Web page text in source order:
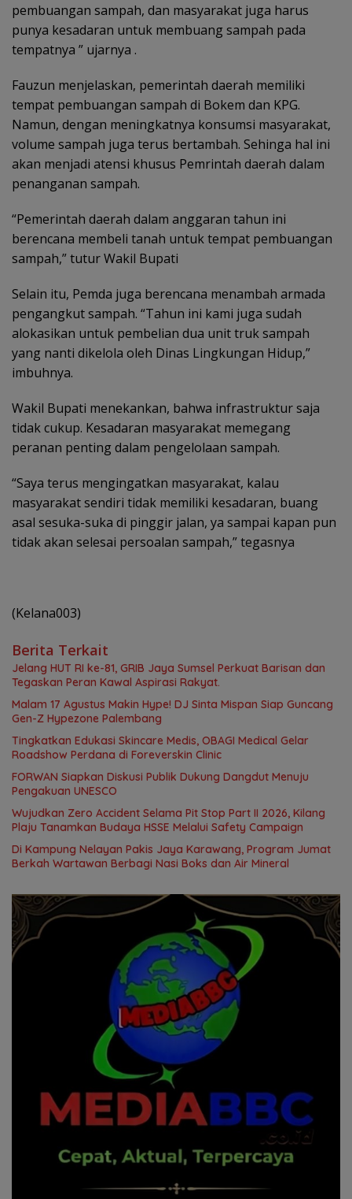
pembuangan sampah, dan masyarakat juga harus
punya kesadaran untuk membuang sampah pada
tempatnya ” ujarnya .
Fauzun menjelaskan, pemerintah daerah memiliki
tempat pembuangan sampah di Bokem dan KPG.
Namun, dengan meningkatnya konsumsi masyarakat,
volume sampah juga terus bertambah. Sehinga hal ini
akan menjadi atensi khusus Pemrintah daerah dalam
penanganan sampah.
“Pemerintah daerah dalam anggaran tahun ini
berencana membeli tanah untuk tempat pembuangan
sampah,” tutur Wakil Bupati
Selain itu, Pemda juga berencana menambah armada
pengangkut sampah. “Tahun ini kami juga sudah
alokasikan untuk pembelian dua unit truk sampah
yang nanti dikelola oleh Dinas Lingkungan Hidup,”
imbuhnya.
Wakil Bupati menekankan, bahwa infrastruktur saja
tidak cukup. Kesadaran masyarakat memegang
peranan penting dalam pengelolaan sampah.
“Saya terus mengingatkan masyarakat, kalau
masyarakat sendiri tidak memiliki kesadaran, buang
asal sesuka-suka di pinggir jalan, ya sampai kapan pun
tidak akan selesai persoalan sampah,” tegasnya
(Kelana003)
Berita Terkait
Jelang HUT RI ke-81, GRIB Jaya Sumsel Perkuat Barisan dan
Tegaskan Peran Kawal Aspirasi Rakyat.
Malam 17 Agustus Makin Hype! DJ Sinta Mispan Siap Guncang
Gen-Z Hypezone Palembang
Tingkatkan Edukasi Skincare Medis, OBAGI Medical Gelar
Roadshow Perdana di Foreverskin Clinic
FORWAN Siapkan Diskusi Publik Dukung Dangdut Menuju
Pengakuan UNESCO
Wujudkan Zero Accident Selama Pit Stop Part II 2026, Kilang
Plaju Tanamkan Budaya HSSE Melalui Safety Campaign
Di Kampung Nelayan Pakis Jaya Karawang, Program Jumat
Berkah Wartawan Berbagi Nasi Boks dan Air Mineral